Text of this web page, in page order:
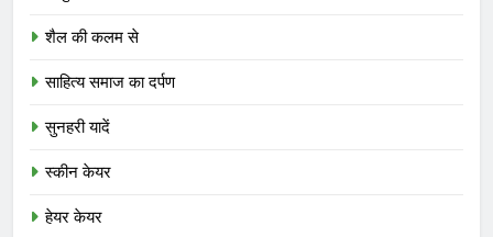
शैल की कलम से
साहित्य समाज का दर्पण
सुनहरी यादें
स्कीन केयर
हेयर केयर